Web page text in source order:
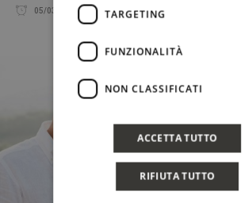
05/03/2017 FRANCESCO PENSOVECCHIO
TARGETING
FUNZIONALITÀ
NON CLASSIFICATI
ACCETTA TUTTO
RIFIUTA TUTTO